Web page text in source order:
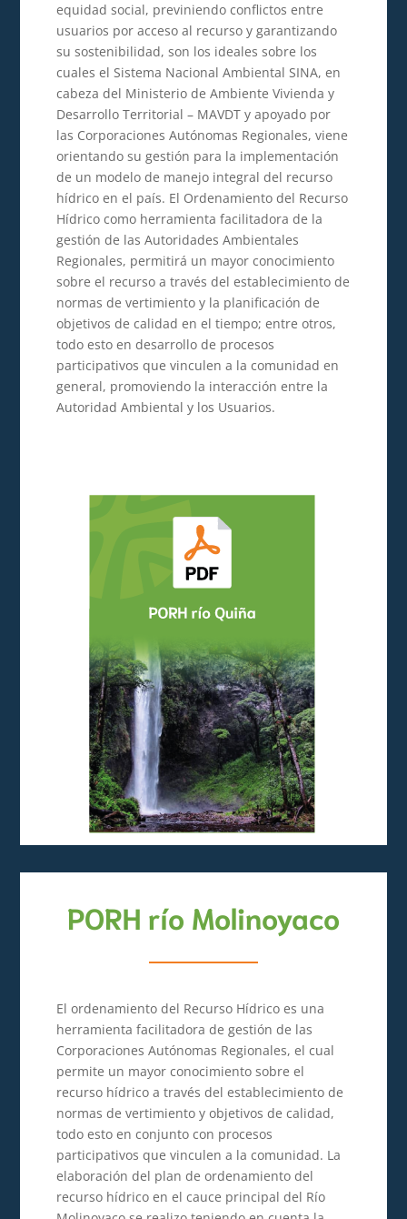
equidad social, previniendo conflictos entre
usuarios por acceso al recurso y garantizando
su sostenibilidad, son los ideales sobre los
cuales el Sistema Nacional Ambiental SINA, en
cabeza del Ministerio de Ambiente Vivienda y
Desarrollo Territorial – MAVDT y apoyado por
las Corporaciones Autónomas Regionales, viene
orientando su gestión para la implementación
de un modelo de manejo integral del recurso
hídrico en el país. El Ordenamiento del Recurso
Hídrico como herramienta facilitadora de la
gestión de las Autoridades Ambientales
Regionales, permitirá un mayor conocimiento
sobre el recurso a través del establecimiento de
normas de vertimiento y la planificación de
objetivos de calidad en el tiempo; entre otros,
todo esto en desarrollo de procesos
participativos que vinculen a la comunidad en
general, promoviendo la interacción entre la
Autoridad Ambiental y los Usuarios.
PORH río Molinoyaco
El ordenamiento del Recurso Hídrico es una
herramienta facilitadora de gestión de las
Corporaciones Autónomas Regionales, el cual
permite un mayor conocimiento sobre el
recurso hídrico a través del establecimiento de
normas de vertimiento y objetivos de calidad,
todo esto en conjunto con procesos
participativos que vinculen a la comunidad. La
elaboración del plan de ordenamiento del
recurso hídrico en el cauce principal del Río